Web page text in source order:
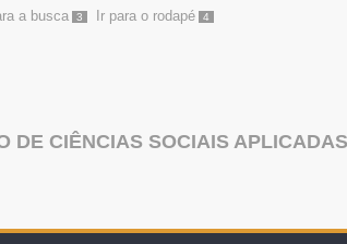
a busca 3 Ir para o rodapé 4
DE CIÊNCIAS SOCIAIS